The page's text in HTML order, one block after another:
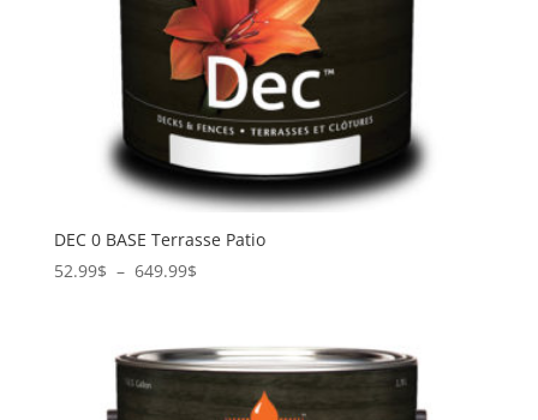
DEC 0 BASE Terrasse Patio
52.99$ – 649.99$Plage
52.99$
649.99$